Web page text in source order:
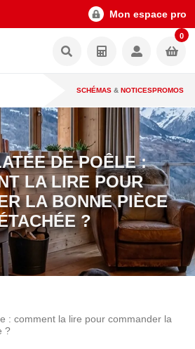
Mon espace pro
0
SCHÉMAS & NOTICESPROMOS
DE POÊLE :
LA LIRE POUR
LA BONNE PIÈCE
?
: comment la lire pour commander la
?